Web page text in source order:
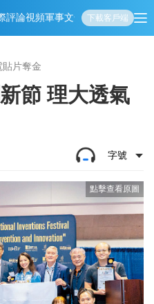
評論視頻軍事文化 娛樂生活教育體
下載客戶端
片奪金
節 理大透氣
字號